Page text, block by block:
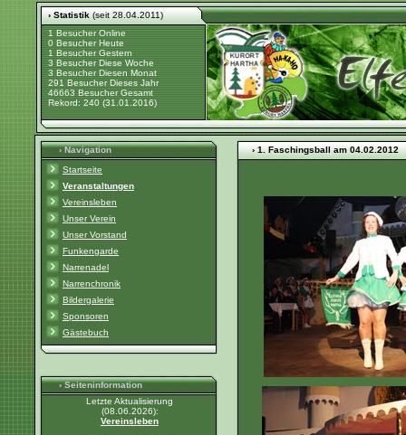
› Statistik (seit 28.04.2011)
1 Besucher Online
0 Besucher Heute
1 Besucher Gestern
3 Besucher Diese Woche
3 Besucher Diesen Monat
291 Besucher Dieses Jahr
46663 Besucher Gesamt
Rekord: 240 (31.01.2016)
› Navigation
Startseite
Veranstaltungen
Vereinsleben
Unser Verein
Unser Vorstand
Funkengarde
Narrenadel
Narrenchronik
Bildergalerie
Sponsoren
Gästebuch
› Seiteninformation
Letzte Aktualisierung
(08.06.2026):
Vereinsleben
› 1. Faschingsball am 04.02.2012